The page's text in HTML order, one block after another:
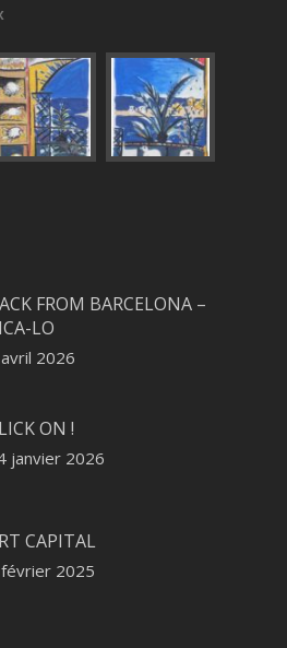
FROM BARCELONA –
LO
2026
ON !
janvier 2026
CAPITAL
2025